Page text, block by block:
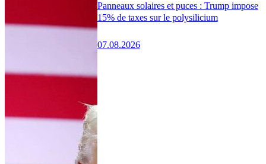
Panneaux solaires et puces : Trump impose
15% de taxes sur le polysilicium
07.08.2026